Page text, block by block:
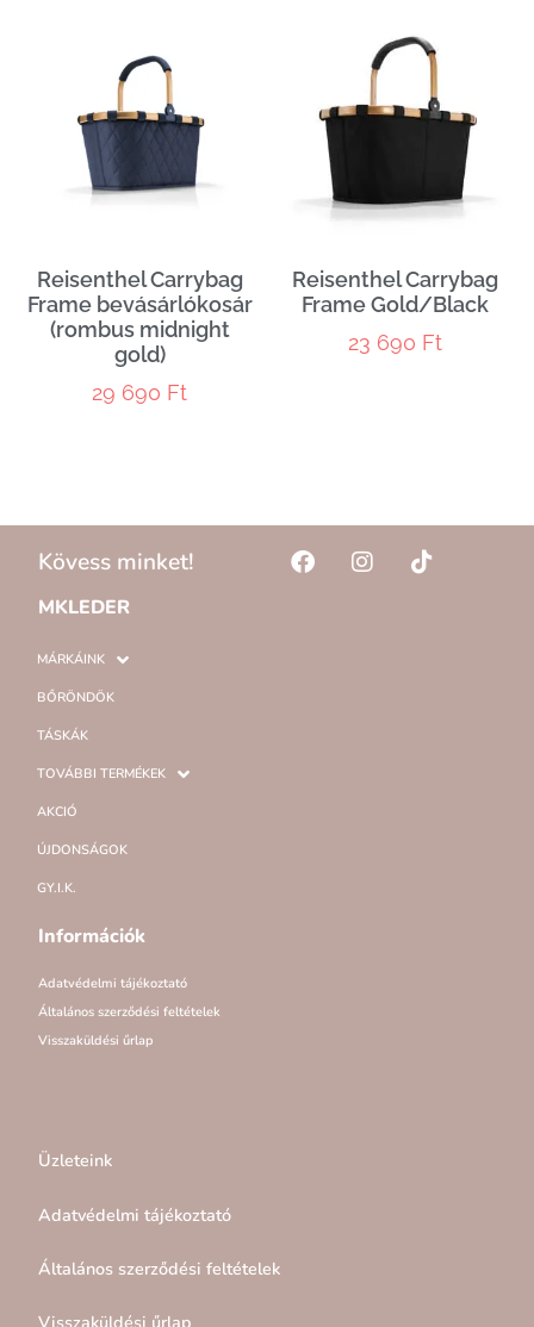
Reisenthel Carrybag
Frame bevásárlókosár
(rombus midnight
gold)
29 690 Ft
Reisenthel Carrybag
Frame Gold/Black
23 690 Ft
Kövess minket!
MKLEDER
MÁRKÁINK
BŐRÖNDÖK
TÁSKÁK
TOVÁBBI TERMÉKEK
AKCIÓ
ÚJDONSÁGOK
GY.I.K.
Információk
Adatvédelmi tájékoztató
Általános szerződési feltételek
Visszaküldési űrlap
Üzleteink
Adatvédelmi tájékoztató
Általános szerződési feltételek